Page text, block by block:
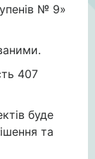
№ 9»
407
буде
та